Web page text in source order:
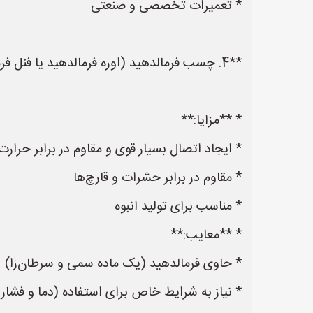
* تعمیرات تخصصی و صنعتی
**4. چسب فرمالدهید (اوره فرمالدهید یا فنل فرمالدهید):**
* **مزایا:**
* ایجاد اتصال بسیار قوی و مقاوم در برابر
* مقاوم در برابر حشرات و قارچ‌ها
* مناسب برای تولید انبوه
* **معایب:**
* حاوی فرمالدهید (یک ماده سمی و سرطان‌زا)
* نیاز به شرایط خاص برای استفاده (دما و فشار